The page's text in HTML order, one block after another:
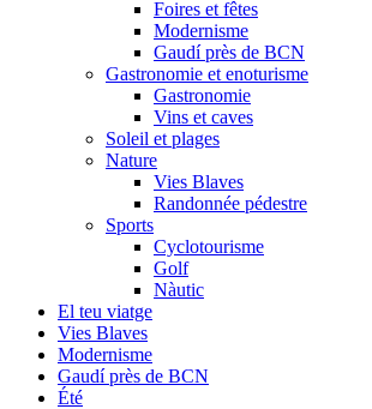
Foires et fêtes
Modernisme
Gaudí près de BCN
Gastronomie et enoturisme
Gastronomie
Vins et caves
Soleil et plages
Nature
Vies Blaves
Randonnée pédestre
Sports
Cyclotourisme
Golf
Nàutic
El teu viatge
Vies Blaves
Modernisme
Gaudí près de BCN
Été